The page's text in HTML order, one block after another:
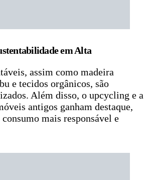
em Alta
assim como madeira
e tecidos orgânicos, são
Além disso, o upcycling e a
antigos ganham destaque,
mais responsável e